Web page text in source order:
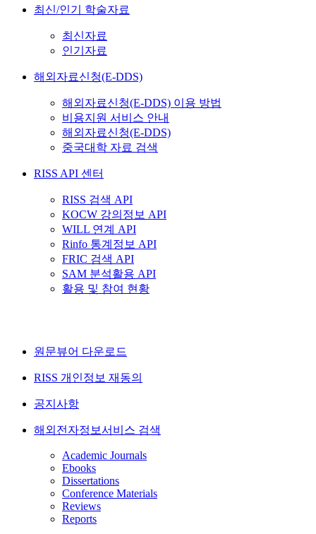
최신/인기 학술자료
최신자료
인기자료
해외자료신청(E-DDS)
해외자료신청(E-DDS) 이용 방법
비용지원 서비스 안내
해외자료신청(E-DDS)
중국대학 자료 검색
RISS API 센터
RISS 검색 API
KOCW 강의정보 API
WILL 연계 API
Rinfo 통계정보 API
FRIC 검색 API
SAM 분석활용 API
활용 및 참여 현황
원문뷰어 다운로드
RISS 개인정보 재동의
공지사항
해외전자정보서비스 검색
Academic Journals
Ebooks
Dissertations
Conference Materials
Reviews
Reports